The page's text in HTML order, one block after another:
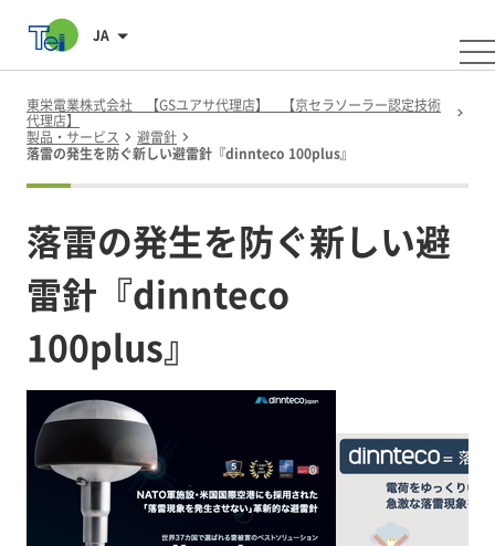
JA
東栄電業株式会社 【GSユアサ代理店】 【京セラソーラー認定技術
代理店】
製品・サービス
避雷針
落雷の発生を防ぐ新しい避雷針『dinnteco 100plus』
落雷の発生を防ぐ新しい避
雷針『dinnteco
100plus』